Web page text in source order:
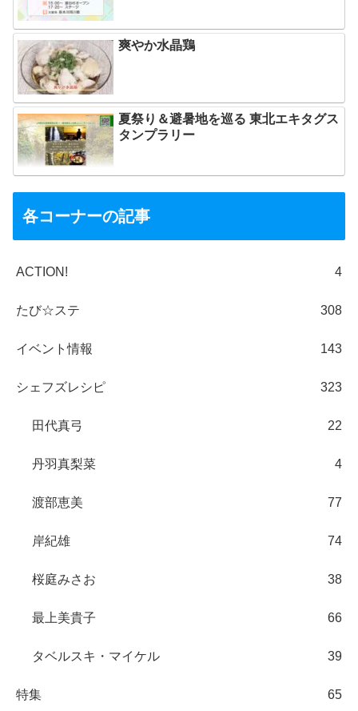
爽やか水晶鶏
夏祭り＆避暑地を巡る 東北エキタグス
タンプラリー
各コーナーの記事
ACTION! 4
たび☆ステ 308
イベント情報 143
シェフズレシピ 323
田代真弓 22
丹羽真梨菜 4
渡部恵美 77
岸紀雄 74
桜庭みさお 38
最上美貴子 66
タベルスキ・マイケル 39
特集 65